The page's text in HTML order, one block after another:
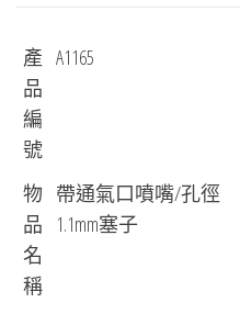
產
品
編
號
A1165
物
品
名
稱
帶通氣口噴嘴/孔徑
1.1mm塞子